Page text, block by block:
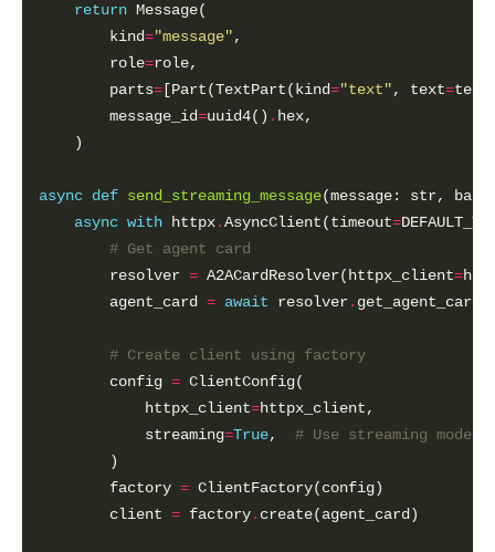
return
        kind
="message"
        role
=
        parts
= [Part(TextPart(kind="text", text=
        message_id
=uuid4() .
async def send_streaming_message(message: str,
async with httpx.AsyncClient(timeout=
# Get agent card
        resolver
= A2ACardResolver(httpx_client=
        agent_card
= await resolver.
# Create client using factory
        config
=
            httpx_client
=
            streaming
=True, # Use streaming mode
        factory
=
        client
= factory.